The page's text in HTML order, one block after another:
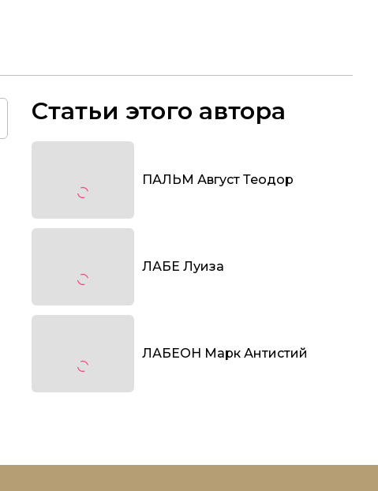
Статьи этого автора
ПАЛЬМ Август Теодор
ЛАБЕ Луиза
ЛАБЕОН Марк Антистий